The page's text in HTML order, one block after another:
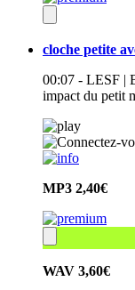
cloche petite
00:07 - LESF |
impact du petit
MP3 2,40€
WAV 3,60€